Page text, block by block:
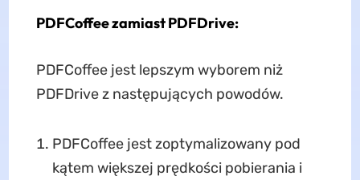
PDFCoffee zamiast PDFDrive:
PDFCoffee jest lepszym wyborem niż
PDFDrive z następujących powodów.
PDFCoffee jest zoptymalizowany pod
kątem większej prędkości pobierania i